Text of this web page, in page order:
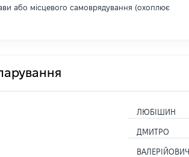
або місцевого самоврядування (охоплює
ЛЮБІШИН
ДМИТРО
ВАЛЕРІЙОВИЧ